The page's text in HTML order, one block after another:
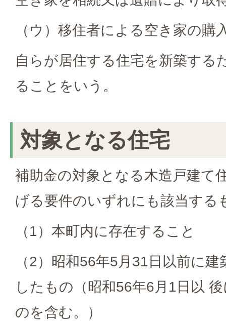
（ウ）移住者による空き家の購
自らが居住する住宅を新築する
ることをいう。
対象となる住宅
補助金の対象となる木造戸建て
げる要件のいずれにも該当する
（1）本町内に存在すること
（2）昭和56年5月31日以前に
したもの（昭和56年6月1日以
のを含む。）